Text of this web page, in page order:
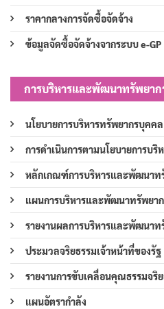
ราคากลางการจัดซื้อจัดจ้าง
ข้อมูลจัดซื้อจัดจ้างจากระบบ e-GP
การบริหารและพัฒนาทรัพยา
นโยบายการบริหารทรัพยากรบุคคล
การดำเนินการตามนโยบายการบ
หลักเกณฑ์การบริหารและพัฒนาท
แผนการบริหารและพัฒนาทรัพยา
รายงานผลการบริหารและพัฒนา
ประมวลจริยธรรมเจ้าหน้าที่ของรัฐ
รายงานการขับเคลื่อนคุณธรรมจริ
แผนอัตรากำลัง